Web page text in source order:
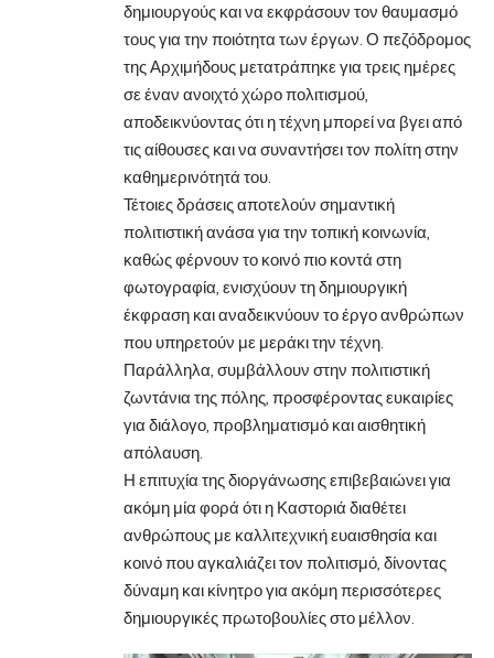
δημιουργούς και να εκφράσουν τον θαυμασμό
τους για την ποιότητα των έργων. Ο πεζόδρομος
της Αρχιμήδους μετατράπηκε για τρεις ημέρες
σε έναν ανοιχτό χώρο πολιτισμού,
αποδεικνύοντας ότι η τέχνη μπορεί να βγει από
τις αίθουσες και να συναντήσει τον πολίτη στην
καθημερινότητά του.
Τέτοιες δράσεις αποτελούν σημαντική
πολιτιστική ανάσα για την τοπική κοινωνία,
καθώς φέρνουν το κοινό πιο κοντά στη
φωτογραφία, ενισχύουν τη δημιουργική
έκφραση και αναδεικνύουν το έργο ανθρώπων
που υπηρετούν με μεράκι την τέχνη.
Παράλληλα, συμβάλλουν στην πολιτιστική
ζωντάνια της πόλης, προσφέροντας ευκαιρίες
για διάλογο, προβληματισμό και αισθητική
απόλαυση.
Η επιτυχία της διοργάνωσης επιβεβαιώνει για
ακόμη μία φορά ότι η Καστοριά διαθέτει
ανθρώπους με καλλιτεχνική ευαισθησία και
κοινό που αγκαλιάζει τον πολιτισμό, δίνοντας
δύναμη και κίνητρο για ακόμη περισσότερες
δημιουργικές πρωτοβουλίες στο μέλλον.